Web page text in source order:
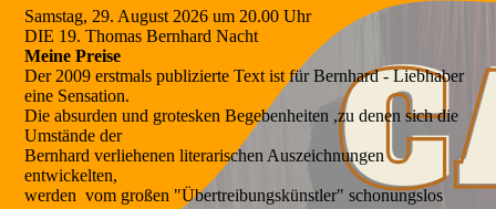
Samstag, 29. August 2026 um 20.00 Uhr
DIE 19. Thomas Bernhard Nacht
Meine Preise
Der 2009 erstmals publizierte Text ist für Bernhard - Liebhaber
eine Sensation.
Die absurden und grotesken Begebenheiten ,zu denen sich die
Umstände der
Bernhard verliehenen literarischen Auszeichnungen
entwickelten,
werden vom großen "Übertreibungskünstler" schonungslos